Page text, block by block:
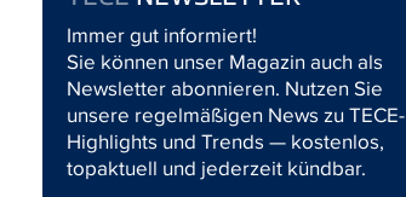
Immer gut informiert!
Sie können unser Magazin auch als
Newsletter abonnieren. Nutzen Sie
unsere regelmäßigen News zu TECE-
Highlights und Trends — kostenlos,
topaktuell und jederzeit kündbar.